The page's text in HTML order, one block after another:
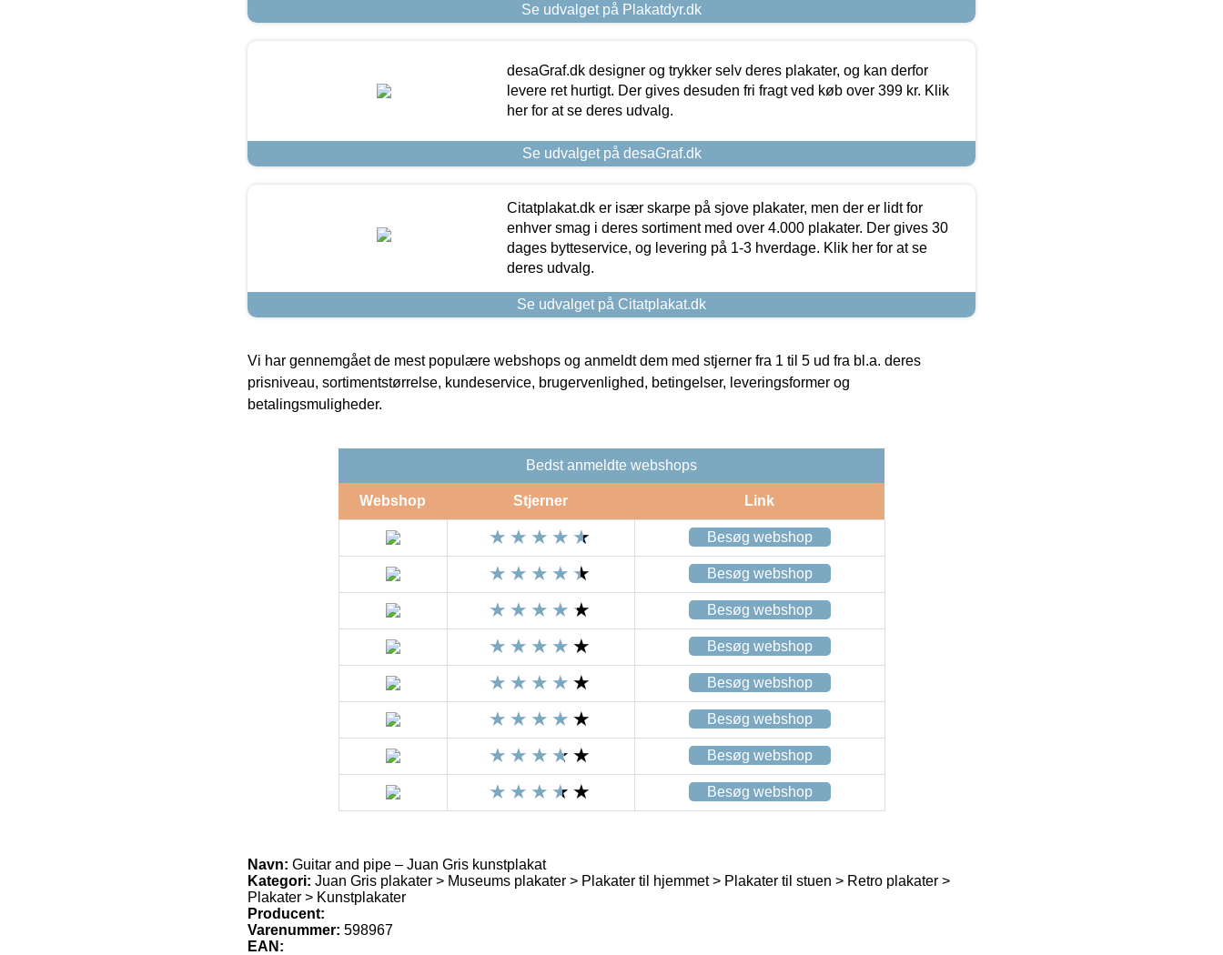
Se udvalget på Plakatdyr.dk
desaGraf.dk designer og trykker selv deres plakater, og kan derfor
levere ret hurtigt. Der gives desuden fri fragt ved køb over 399 kr. Klik
her for at se deres udvalg.
Se udvalget på desaGraf.dk
Citatplakat.dk er især skarpe på sjove plakater, men der er lidt for
enhver smag i deres sortiment med over 4.000 plakater. Der gives 30
dages bytteservice, og levering på 1-3 hverdage. Klik her for at se
deres udvalg.
Se udvalget på Citatplakat.dk
Vi har gennemgået de mest populære webshops og anmeldt dem med stjerner fra 1 til 5 ud fra bl.a. deres
prisniveau, sortimentstørrelse, kundeservice, brugervenlighed, betingelser, leveringsformer og
betalingsmuligheder.
Bedst anmeldte webshops
Webshop Stjerner Link
Besøg webshop
Besøg webshop
Besøg webshop
Besøg webshop
Besøg webshop
Besøg webshop
Besøg webshop
Besøg webshop
Navn: Guitar and pipe – Juan Gris kunstplakat
Kategori: Juan Gris plakater > Museums plakater > Plakater til hjemmet > Plakater til stuen > Retro plakater >
Plakater > Kunstplakater
Producent:
Varenummer: 598967
EAN: